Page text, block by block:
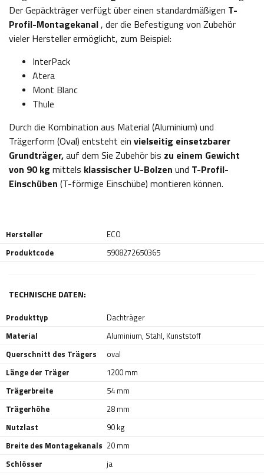
Der Gepäckträger verfügt über einen standardmäßigen T-
Profil-Montagekanal, der die Befestigung von Zubehör
vieler Hersteller ermöglicht, zum Beispiel:
InterPack
Atera
Mont Blanc
Thule
Durch die Kombination aus Material (Aluminium) und
Trägerform (Oval) entsteht ein vielseitig einsetzbarer
Grundträger,auf dem Sie Zubehör bis zu einem Gewicht
von 90 kg mittels klassischer U-Bolzen und T-Profil-
Einschüben (T-förmige Einschübe) montieren können.
Hersteller
ECO
Produktcode
5908272650365
TECHNISCHE DATEN:
Produkttyp
Dachträger
Material
Aluminium, Stahl, Kunststoff
Querschnitt des Trägers
oval
Länge der Träger
1200 mm
Trägerbreite
54 mm
Trägerhöhe
28 mm
Nutzlast
90 kg
Breite des Montagekanals 20 mm
Schlösser
ja